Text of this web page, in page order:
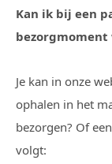
Kan ik bij een
bezorgmoment
Je kan in onze
ophalen in het
bezorgen? Of
volgt: